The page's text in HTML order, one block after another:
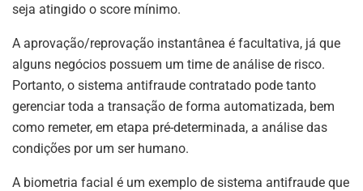
seja atingido o score mínimo.
A aprovação/reprovação instantânea é facultativa, já que
alguns negócios possuem um time de análise de risco.
Portanto, o sistema antifraude contratado pode tanto
gerenciar toda a transação de forma automatizada, bem
como remeter, em etapa pré-determinada, a análise das
condições por um ser humano.
A biometria facial é um exemplo de sistema antifraude que